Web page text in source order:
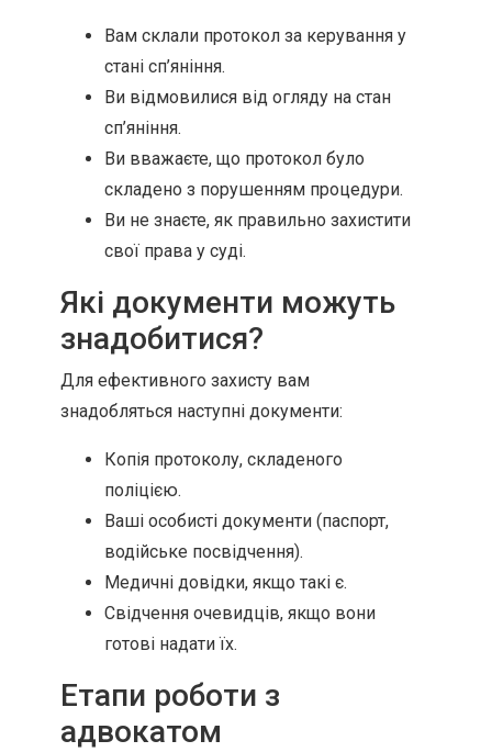
Вам склали протокол за керування у
стані сп’яніння.
Ви відмовилися від огляду на стан
сп’яніння.
Ви вважаєте, що протокол було
складено з порушенням процедури.
Ви не знаєте, як правильно захистити
свої права у суді.
Які документи можуть
знадобитися?
Для ефективного захисту вам
знадобляться наступні документи:
Копія протоколу, складеного
поліцією.
Ваші особисті документи (паспорт,
водійське посвідчення).
Медичні довідки, якщо такі є.
Свідчення очевидців, якщо вони
готові надати їх.
Етапи роботи з
адвокатом